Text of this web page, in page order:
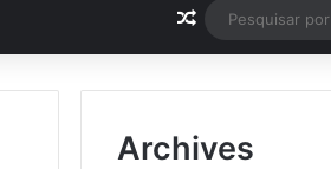
Artigo Aleatório
Archives